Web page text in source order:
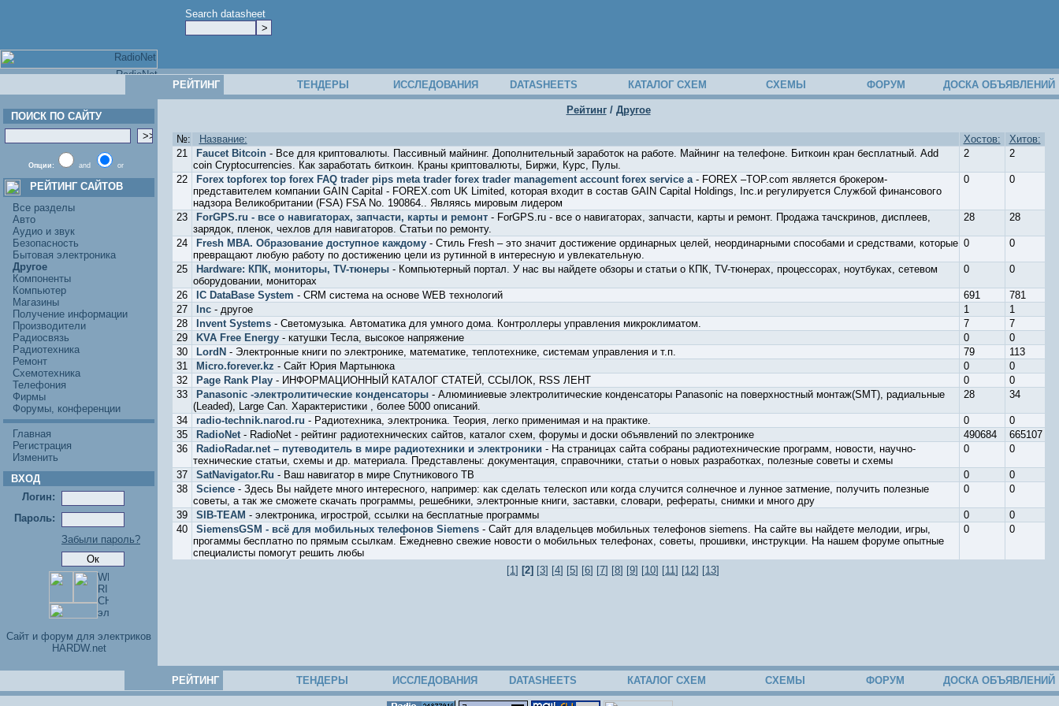
Search datasheet
РЕЙТИНГ ТЕНДЕРЫ ИССЛЕДОВАНИЯ DATASHEETS КАТАЛОГ СХЕМ СХЕМЫ ФОРУМ ДОСКА ОБЪЯВЛЕНИЙ
ПОИСК ПО САЙТУ
Опции: and or
РЕЙТИНГ САЙТОВ
Все разделы
Авто
Аудио и звук
Безопасность
Бытовая электроника
Другое
Компоненты
Компьютер
Магазины
Получение информации
Производители
Радиосвязь
Радиотехника
Ремонт
Схемотехника
Телефония
Фирмы
Форумы, конференции
Главная
Регистрация
Изменить
ВХОД
Логин:
Пароль:
Забыли пароль?
Cайт и форум для электриков
HARDW.net
Рейтинг/ Другое
№: Название: Хостов:
Хитов:
21
Faucet Bitcoin- Все для криптовалюты. Пассивный майнинг. Дополнительный заработок на работе. Майнинг на телефоне. Биткоин кран бесплатный. Add
coin Cryptocurrencies. Как заработать биткоин. Краны криптовалюты, Биржи, Курс, Пулы.
2 2
22 Forex topforex top forex FAQ trader pips meta trader forex trader management account forex service a- FOREX –TOP.com является брокером-
представителем компании GAIN Capital - FOREX.com UK Limited, которая входит в состав GAIN Capital Holdings, Inc.и регулируется Службой финансового
надзора Великобритании (FSA) FSA No. 190864.. Являясь мировым лидером
0 0
23 ForGPS.ru - все о навигаторах, запчасти, карты и ремонт- ForGPS.ru - все о навигаторах, запчасти, карты и ремонт. Продажа тачскринов, дисплеев,
зарядок, пленок, чехлов для навигаторов. Статьи по ремонту.
28 28
24 Fresh MBA. Образование доступное каждому- Cтиль Fresh – это значит достижение ординарных целей, неординарными способами и средствами, которые
превращают любую работу по достижению цели из рутинной в интересную и увлекательную.
0 0
25 Hardware: КПК, мониторы, TV-тюнеры- Компьютерный портал. У нас вы найдете обзоры и статьи о КПК, TV-тюнерах, процессорах, ноутбуках, сетевом
оборудовании, мониторах
0 0
26 IC DataBase System - CRM система на основе WEB технологий 691
781
27
Inc- другое 1
1
28
Invent Systems- Светомузыка. Автоматика для умного дома. Контроллеры управления микроклиматом. 7
7
29
KVA Free Energy- катушки Тесла, высокое напряжение 0
0
30
LordN - Электронные книги по электронике, математике, теплотехнике, системам управления и т.п. 79
113
31
Micro.forever.kz - Сайт Юрия Мартынюка 0
0
32
Page Rank Play- ИНФОРМАЦИОННЫЙ КАТАЛОГ СТАТЕЙ, ССЫЛОК, RSS ЛЕНТ 0
0
33
Panasonic -электролитические конденсаторы- Алюминиевые электролитические конденсаторы Panasonic на поверхностный монтаж(SMT), радиальные
(Leaded), Large Can. Характеристики , более 5000 описаний.
28 34
34 radio-technik.narod.ru - Радиотехника, электроника. Теория, легко применимая и на практике. 0
0
35
RadioNet- RadioNet - рейтинг радиотехнических сайтов, каталог схем, форумы и доски объявлений по электронике 490684
665107
36
RadioRadar.net – путеводитель в мире радиотехники и электроники - На страницах сайта собраны радиотехнические программ, новости, научно-
технические статьи, схемы и др. материала. Представлены: документация, справочники, статьи о новых разработках, полезные советы и схемы
0 0
37 SatNavigator.Ru - Ваш навигатор в мире Спутникового ТВ 0
0
38
Science- Здесь Вы найдете много интересного, например: как сделать телескоп или когда случится солнечное и лунное затмение, получить полезные
советы, а так же сможете скачать программы, решебники, электронные книги, заставки, словари, рефераты, снимки и много дру
0 0
39 SIB-TEAM - электроника, игрострой, ссылки на бесплатные программы 0
0
40
SiemensGSM - всё для мобильных телефонов Siemens- Сайт для владельцев мобильных телефонов siemens. На сайте вы найдете мелодии, игры,
прогаммы бесплатно по прямым ссылкам. Ежедневно свежие новости о мобильных телефонах, советы, прошивки, инструкции. На нашем форуме опытные
специалисты помогут решить любы
0 0
[1] [2] [3] [4] [5] [6] [7] [8] [9] [10] [11] [12] [13]
РЕЙТИНГ ТЕНДЕРЫ ИССЛЕДОВАНИЯ DATASHEETS КАТАЛОГ СХЕМ СХЕМЫ ФОРУМ ДОСКА ОБЪЯВЛЕНИЙ